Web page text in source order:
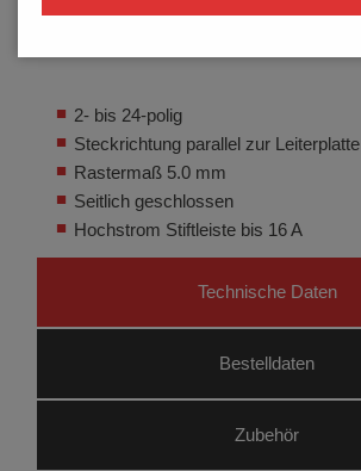
2- bis 24-polig
Steckrichtung parallel zur Leiterplatte
Rastermaß 5.0 mm
Seitlich geschlossen
Hochstrom Stiftleiste bis 16 A
Technische Daten
Bestelldaten
Zubehör